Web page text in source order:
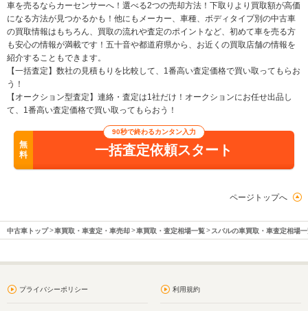
車を売るならカーセンサーへ！選べる2つの売却方法！下取りより買取額が高価
になる方法が見つかるかも！他にもメーカー、車種、ボディタイプ別の中古車
の買取情報はもちろん、買取の流れや査定のポイントなど、初めて車を売る方
も安心の情報が満載です！五十音や都道府県から、お近くの買取店舗の情報を
紹介することもできます。
【一括査定】数社の見積もりを比較して、1番高い査定価格で買い取ってもらお
う！
【オークション型査定】連絡・査定は1社だけ！オークションにお任せ出品し
て、1番高い査定価格で買い取ってもらおう！
無
料
90秒で終わるカンタン入力
一括査定依頼スタート
ページトップへ
中古車トップ 車買取・車査定・車売却 車買取・査定相場一覧 スバルの車買取・車査定相場
プライバシーポリシー 利用規約